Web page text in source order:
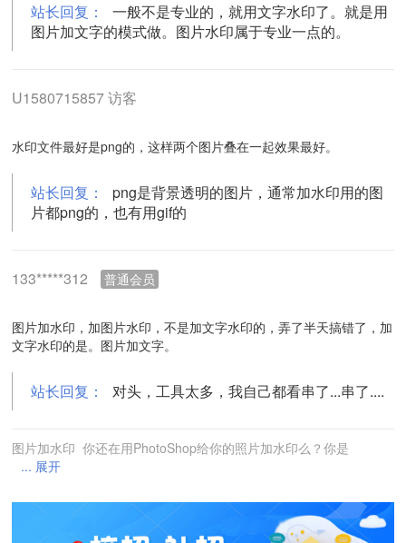
站长回复：
一般不是专业的，就用文字水印了。就是用
图片加文字的模式做。图片水印属于专业一点的。
U1580715857 访客
水印文件最好是png的，这样两个图片叠在一起效果最好。
站长回复：
png是背景透明的图片，通常加水印用的图
片都png的，也有用gif的
133*****312 普通会员
图片加水印，加图片水印，不是加文字水印的，弄了半天搞错了，加
文字水印的是。图片加文字。
站长回复： 对头，工具太多，我自己都看串了...串了....
图片加水印 你还在用PhotoShop给你的照片加水印么？你是
... 展开